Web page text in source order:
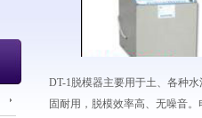
DT-1脱模器主要用于土、各种
固耐用，脱模效率高、无噪音。